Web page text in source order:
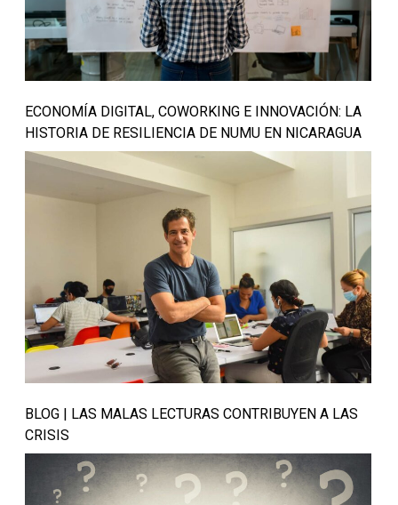
ECONOMÍA DIGITAL, COWORKING E INNOVACIÓN: LA
HISTORIA DE RESILIENCIA DE NUMU EN NICARAGUA
BLOG | LAS MALAS LECTURAS CONTRIBUYEN A LAS
CRISIS